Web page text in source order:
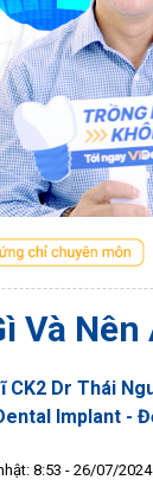
Và
CK2 Dr Thái
Implant -
8:53 - 26/07/2024